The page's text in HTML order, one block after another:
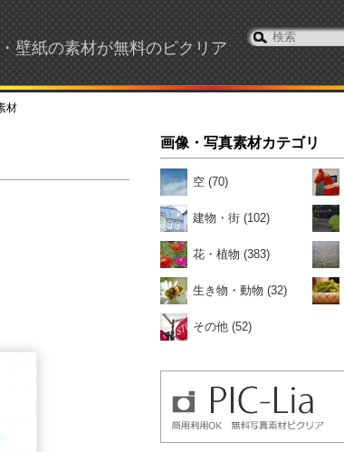
壁紙の素材が無料のピクリア
材
画像・写真素材カテゴリ
空 (70)
建物・街 (102)
花・植物 (383)
生き物・動物 (32)
その他 (52)